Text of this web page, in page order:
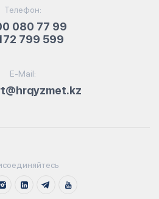
Телефон:
080 77 99
799 599
E-Mail: